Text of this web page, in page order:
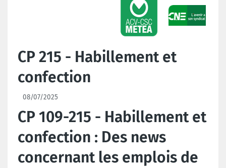
CP 215 - Habillement et
confection
08/07/2025
CP 109-215 - Habillement et
confection : Des news
concernant les emplois de